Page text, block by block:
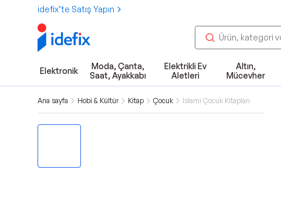
idefix’te Satış Yapın
Elektronik
Moda, Çanta,
Saat, Ayakkabı
Elektrikli Ev
Aletleri
Altın,
Mücevher
Ana sayfa Hobi & Kültür Kitap Çocuk İslami Çocuk Kitapları